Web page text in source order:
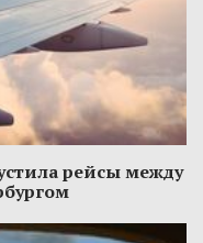
рейсы между